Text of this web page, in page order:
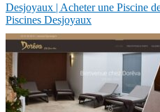
Desjoyaux | Acheter une Piscine
Piscines Desjoyaux